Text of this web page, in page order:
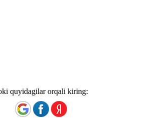
quyidagilar orqali kiring: